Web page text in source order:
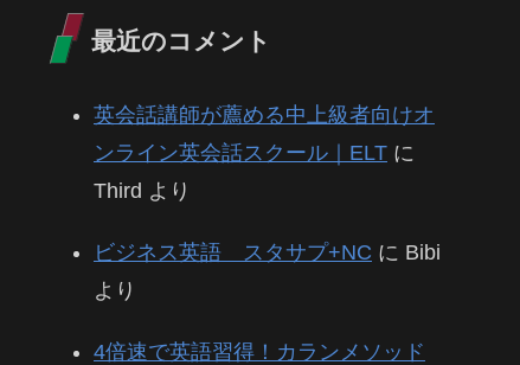
最近のコメント
英会話講師が薦める中上級者向けオ
ンライン英会話スクール｜ELT に
Third より
ビジネス英語 スタサプ+NC に Bibi
より
4倍速で英語習得！カランメソッド